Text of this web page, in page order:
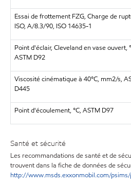
Essai de frottement FZG, Charge de
ISO, A/8.3/90, ISO 14635-1
Point d'éclair, Cleveland en vase ouvert,
ASTM D92
Viscosité cinématique à 40°C, mm2/s,
D445
Point d'écoulement, °C, ASTM D97
Santé et sécurité
Les recommandations de santé et de
trouvent dans la fiche de données de
http://www.msds.exxonmobil.com/